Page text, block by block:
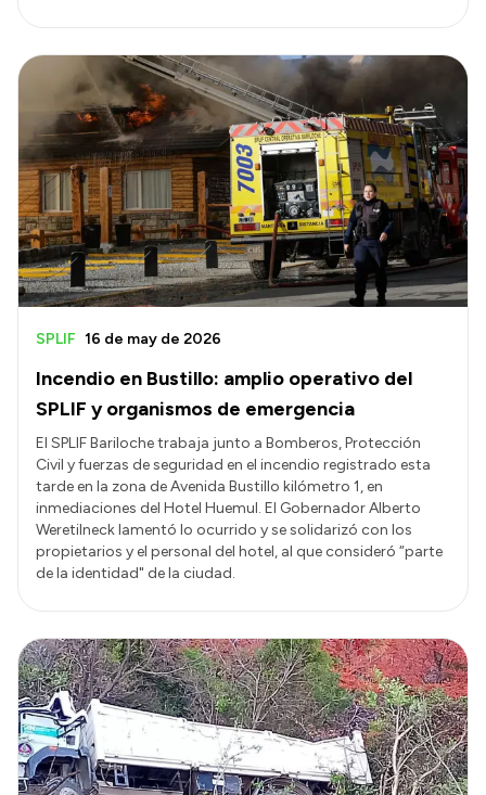
Incendio en Bustillo: amplio operativo del
SPLIF y organismos de emergencia
SPLIF 16 de may de 2026
El SPLIF Bariloche trabaja junto a Bomberos, Protección
Civil y fuerzas de seguridad en el incendio registrado esta
tarde en la zona de Avenida Bustillo kilómetro 1, en
inmediaciones del Hotel Huemul. El Gobernador Alberto
Weretilneck lamentó lo ocurrido y se solidarizó con los
propietarios y el personal del hotel, al que consideró “parte
de la identidad" de la ciudad.